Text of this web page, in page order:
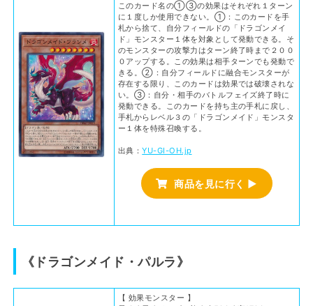
このカード名の①③の効果はそれぞれ１ターン
に１度しか使用できない。①：このカードを手
札から捨て、自分フィールドの「ドラゴンメイ
ド」モンスター１体を対象として発動できる。そ
のモンスターの攻撃力はターン終了時まで２００
０アップする。この効果は相手ターンでも発動で
きる。②：自分フィールドに融合モンスターが
存在する限り、このカードは効果では破壊されな
い。③：自分・相手のバトルフェイズ終了時に
発動できる。このカードを持ち主の手札に戻し、
手札からレベル３の「ドラゴンメイド」モンスタ
ー１体を特殊召喚する。
出典：YU-GI-OH.jp
商品を見に行く ▶
《ドラゴンメイド・パルラ》
【 効果モンスター 】